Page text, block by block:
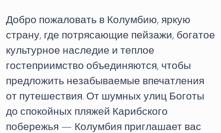
Добро пожаловать в Колумбию, яркую
страну, где потрясающие пейзажи, богатое
культурное наследие и теплое
гостеприимство объединяются, чтобы
предложить незабываемые впечатления
от путешествия. От шумных улиц Боготы
до спокойных пляжей Карибского
побережья — Колумбия приглашает вас